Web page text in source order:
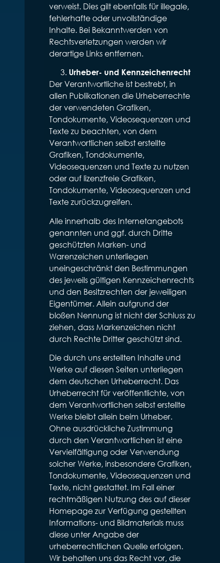
verweist. Dies gilt ebenfalls für illegale,
fehlerhafte oder unvollständige
Inhalte. Bei Bekanntwerden von
Rechtsverletzungen werden wir
derartige Links entfernen.
Urheber- und Kennzeichenrecht
Der Verantwortliche ist bestrebt, in
allen Publikationen die Urheberrechte
der verwendeten Grafiken,
Tondokumente, Videosequenzen und
Texte zu beachten, von dem
Verantwortlichen selbst erstellte
Grafiken, Tondokumente,
Videosequenzen und Texte zu nutzen
oder auf lizenzfreie Grafiken,
Tondokumente, Videosequenzen und
Texte zurückzugreifen.
Alle innerhalb des Internetangebots
genannten und ggf. durch Dritte
geschützten Marken- und
Warenzeichen unterliegen
uneingeschränkt den Bestimmungen
des jeweils gültigen Kennzeichenrechts
und den Besitzrechten der jeweiligen
Eigentümer. Allein aufgrund der
bloßen Nennung ist nicht der Schluss zu
ziehen, dass Markenzeichen nicht
durch Rechte Dritter geschützt sind.
Die durch uns erstellten Inhalte und
Werke auf diesen Seiten unterliegen
dem deutschen Urheberrecht. Das
Urheberrecht für veröffentlichte, von
dem Verantwortlichen selbst erstellte
Werke bleibt allein beim Urheber.
Ohne ausdrückliche Zustimmung
durch den Verantwortlichen ist eine
Vervielfältigung oder Verwendung
solcher Werke, insbesondere Grafiken,
Tondokumente, Videosequenzen und
Texte, nicht gestattet. Im Fall einer
rechtmäßigen Nutzung des auf dieser
Homepage zur Verfügung gestellten
Informations- und Bildmaterials muss
diese unter Angabe der
urheberrechtlichen Quelle erfolgen.
Wir behalten uns das Recht vor, die